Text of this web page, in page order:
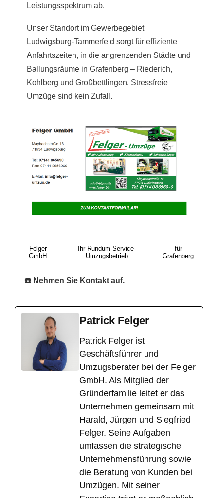
Leistungsspektrum ab.
Unser Standort im Gewerbegebiet
Ludwigsburg-Tammerfeld sorgt für effiziente
Anfahrtszeiten, in die angrenzenden Städte und
Ballungsräume in Grafenberg – Riederich,
Kohlberg und Großbettlingen. Stressfreie
Umzüge sind kein Zufall.
Felger
GmbH
Ihr Rundum-Service-
Umzugsbetrieb
für
Grafenberg
☎️ Nehmen Sie Kontakt auf.
Patrick Felger
​Patrick Felger ist
Geschäftsführer und
Umzugsberater bei der Felger
GmbH. Als Mitglied der
Gründerfamilie leitet er das
Unternehmen gemeinsam mit
Harald, Jürgen und Siegfried
Felger. Seine Aufgaben
umfassen die strategische
Unternehmensführung sowie
die Beratung von Kunden bei
Umzügen. Mit seiner